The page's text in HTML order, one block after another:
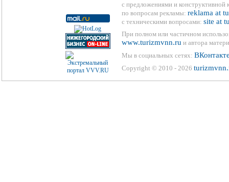
с предложениями и конструктивной
по вопросам рекламы: reklama at
с техническими вопросами: site at
При полном или частичном
www.turizmvnn.ru и автора
Мы в социальных сетях:
Copyright © 2010 - 2026